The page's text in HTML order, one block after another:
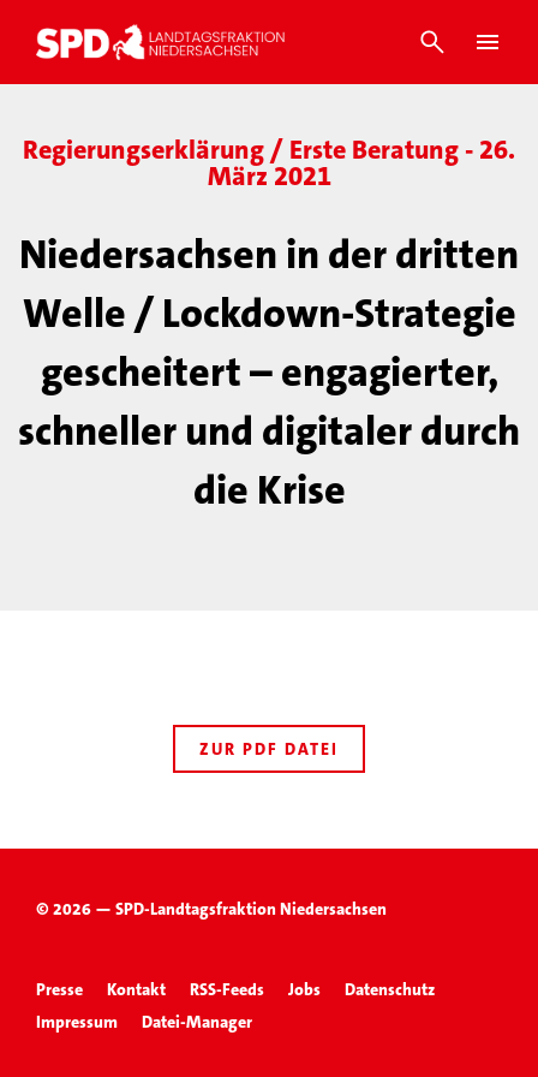
Regierungserklärung / Erste Beratung - 26.
März 2021
Niedersachsen in der dritten
Welle / Lockdown-Strategie
gescheitert – engagierter,
schneller und digitaler durch
die Krise
ZUR PDF DATEI
© 2026 — SPD-Landtagsfraktion Niedersachsen
Presse Kontakt RSS-Feeds Jobs
Datenschutz
Impressum
Datei-Manager